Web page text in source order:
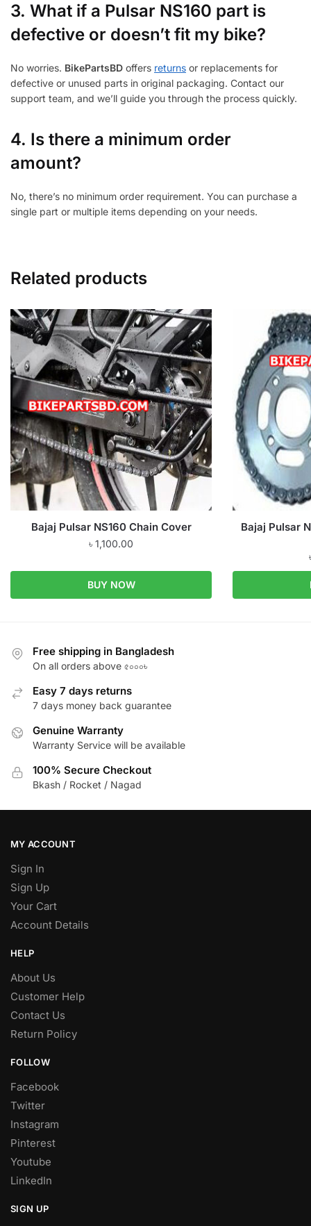
3. What if a Pulsar NS160 part is
defective or doesn’t fit my bike?
No worries. BikePartsBD offers returns or replacements for
defective or unused parts in original packaging. Contact our
support team, and we’ll guide you through the process quickly.
4. Is there a minimum order
amount?
No, there’s no minimum order requirement. You can purchase a
single part or multiple items depending on your needs.
Related products
Bajaj Pulsar NS160 Chain Cover
৳ 1,100.00
BUY NOW
Bajaj Pulsar
Free shipping in Bangladesh
On all orders above ৫০০০৳
Easy 7 days returns
7 days money back guarantee
Genuine Warranty
Warranty Service will be available
100% Secure Checkout
Bkash / Rocket / Nagad
MY ACCOUNT
Sign In
Sign Up
Your Cart
Account Details
HELP
About Us
Customer Help
Contact Us
Return Policy
FOLLOW
Facebook
Twitter
Instagram
Pinterest
Youtube
LinkedIn
SIGN UP